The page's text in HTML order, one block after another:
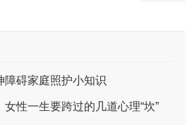
障碍家庭照护小知识
性一生要跨过的几道心理“坎”